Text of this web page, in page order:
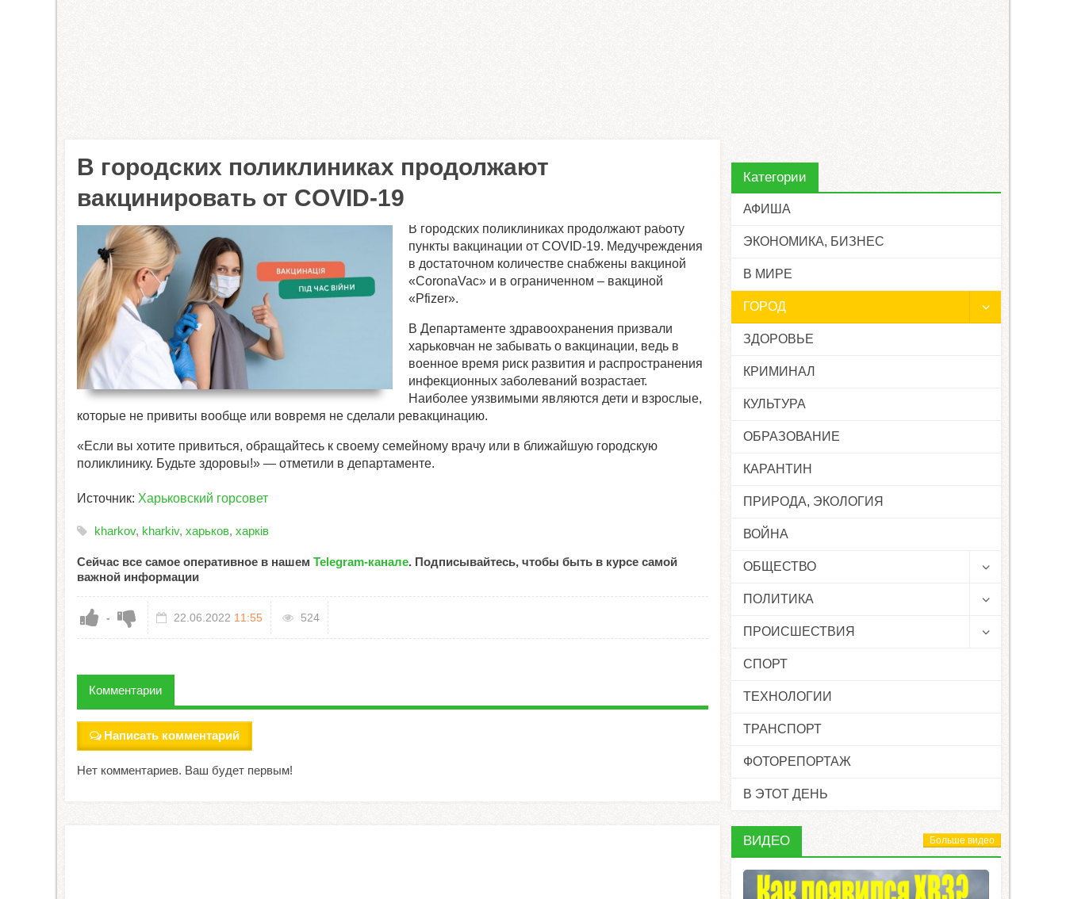
В городских поликлиниках продолжают
вакцинировать от COVID-19
В городских поликлиниках продолжают работу
пункты вакцинации от COVID-19. Медучреждения
в достаточном количестве снабжены вакциной
«CoronaVac» и в ограниченном – вакциной
«Pfizer».
В Департаменте здравоохранения призвали
харьковчан не забывать о вакцинации, ведь в
военное время риск развития и распространения
инфекционных заболеваний возрастает.
Наиболее уязвимыми являются дети и взрослые,
которые не привиты вообще или вовремя не сделали ревакцинацию.
«Если вы хотите привиться, обращайтесь к своему семейному врачу или в ближайшую городскую
поликлинику. Будьте здоровы!» — отметили в департаменте.
Источник: Харьковский горсовет
kharkov, kharkiv, харьков, харків
Сейчас все самое оперативное в нашем Telegram-канале. Подписывайтесь, чтобы быть в курсе самой
важной информации
- 22.06.2022 11:55 524
Комментарии
Написать комментарий
Нет комментариев. Ваш будет первым!
Категории
АФИША
ЭКОНОМИКА, БИЗНЕС
В МИРЕ
ГОРОД
ЗДОРОВЬЕ
КРИМИНАЛ
КУЛЬТУРА
ОБРАЗОВАНИЕ
КАРАНТИН
ПРИРОДА, ЭКОЛОГИЯ
ВОЙНА
ОБЩЕСТВО
ПОЛИТИКА
ПРОИСШЕСТВИЯ
СПОРТ
ТЕХНОЛОГИИ
ТРАНСПОРТ
ФОТОРЕПОРТАЖ
В ЭТОТ ДЕНЬ
ВИДЕО Больше видео